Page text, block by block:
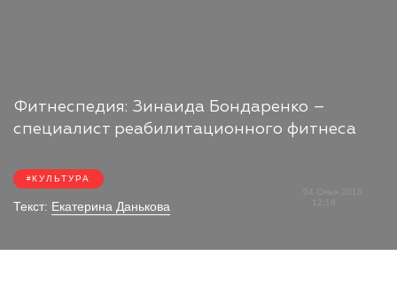
Фитнеспедия: Зинаида Бондаренко –
специалист реабилитационного фитнеса
КУЛЬТУРА
Текст: Екатерина Данькова